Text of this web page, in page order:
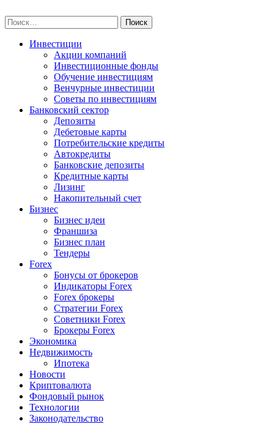
to
content
Найти:
Инвестиции
Акции компаний
Инвестиционные фонды
Обучение инвестициям
Венчурные инвестиции
Советы по инвестициям
Банковский сектор
Депозиты
Дебетовые карты
Потребительские кредиты
Автокредиты
Банковские депозиты
Кредитные карты
Лизинг
Накопительный счет
Бизнес
Бизнес идеи
Франшиза
Бизнес план
Тендеры
Forex
Бонусы от брокеров
Индикаторы Forex
Forex брокеры
Стратегии Forex
Советники Forex
Брокеры Forex
Экономика
Недвижимость
Ипотека
Новости
Криптовалюта
Фондовый рынок
Технологии
Законодательство